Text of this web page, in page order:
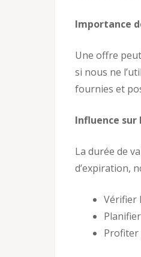
Importance
Une offre
si nous ne
fournies et
Influence sur
La durée de
d’expiration,
Vérifier
Profiter